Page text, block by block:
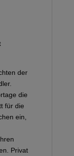
der
die
für die
ein,
Privat